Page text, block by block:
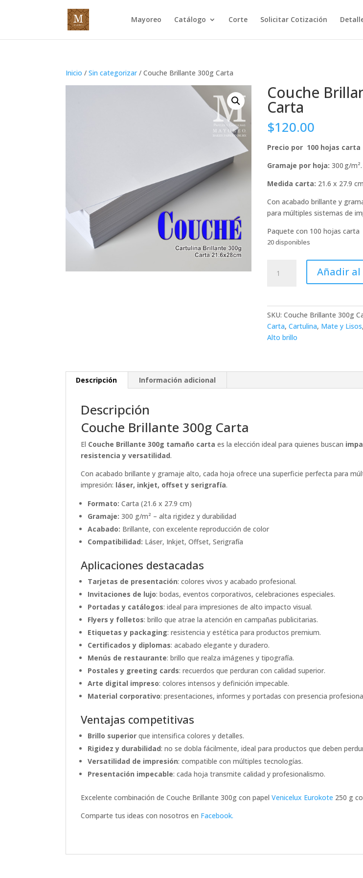
Mayoreo Catálogo Corte Solicitar Cotización
Inicio /Sin categorizar/ Couche Brillante 300g Carta
Couche
Carta
$120.00
Precio por 100 hojas carta
Gramaje por hoja: 300 g/m².
Medida carta: 21.6 x 27.9 cm
Con acabado brillante y
para múltiples sistemas de
Paquete con 100 hojas carta
20 disponibles
Brillante
Añadir
SKU:Couche Brillante 300g
Carta,Cartulina, Mate y Lisos
Alto brillo
Descripción Información adicional
Descripción
Couche Brillante 300g Carta
El Couche Brillante 300g tamaño carta es la elección ideal para quienes buscan
resistencia y versatilidad.
Con acabado brillante y gramaje alto, cada hoja ofrece una superficie perfecta para
impresión: láser, inkjet, offset y serigrafía.
Formato: Carta (21.6 x 27.9 cm)
Gramaje: 300 g/m² – alta rigidez y durabilidad
Acabado: Brillante, con excelente reproducción de color
Compatibilidad: Láser, Inkjet, Offset, Serigrafía
Aplicaciones destacadas
Tarjetas de presentación: colores vivos y acabado profesional.
Invitaciones de lujo: bodas, eventos corporativos, celebraciones especiales.
Portadas y catálogos: ideal para impresiones de alto impacto visual.
Flyers y folletos: brillo que atrae la atención en campañas publicitarias.
Etiquetas y packaging: resistencia y estética para productos premium.
Certificados y diplomas: acabado elegante y duradero.
Menús de restaurante: brillo que realza imágenes y tipografía.
Postales y greeting cards: recuerdos que perduran con calidad superior.
Arte digital impreso: colores intensos y definición impecable.
Material corporativo: presentaciones, informes y portadas con presencia
Ventajas competitivas
Brillo superior que intensifica colores y detalles.
Rigidez y durabilidad: no se dobla fácilmente, ideal para productos que deben
Versatilidad de impresión: compatible con múltiples tecnologías.
Presentación impecable: cada hoja transmite calidad y profesionalismo.
Excelente combinación de Couche Brillante 300g con papelVenicelux Eurokote 250 g
Comparte tus ideas con nosotros en Facebook.